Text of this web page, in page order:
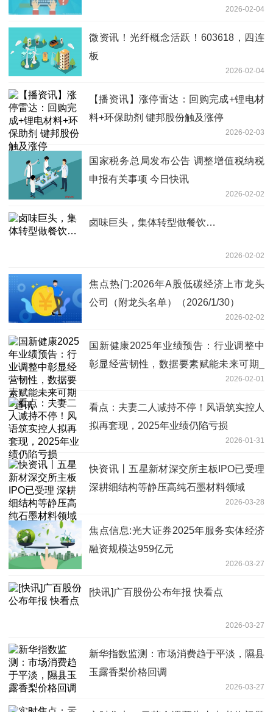
2026-02-04
微资讯！光纤概念活跃！603618，四连
板
2026-02-04
【播资讯】涨停雷达：回购完成+锂电材
料+环保助剂 键邦股份触及涨停
2026-02-03
国家税务总局发布公告 调整增值税纳税
申报有关事项 今日快讯
2026-02-02
卤味巨头，集体转型做餐饮…
2026-02-02
焦点热门:2026年A股低碳经济上市龙头
公司（附龙头名单）（2026/1/30）
2026-02-02
国新健康2025年业绩预告：行业调整中
彰显经营韧性，数据要素赋能未来可期_
2026-02-01
看点：夫妻二人减持不停！风语筑实控人
拟再套现，2025年业绩仍陷亏损
2026-01-31
快资讯丨五星新材深交所主板IPO已受理
深耕细结构等静压高纯石墨材料领域
2026-03-28
焦点信息:光大证券2025年服务实体经济
融资规模达959亿元
2026-03-27
[快讯]广百股份公布年报 快看点
2026-03-27
新华指数监测：市场消费趋于平淡，隰县
玉露香梨价格回调
2026-03-27